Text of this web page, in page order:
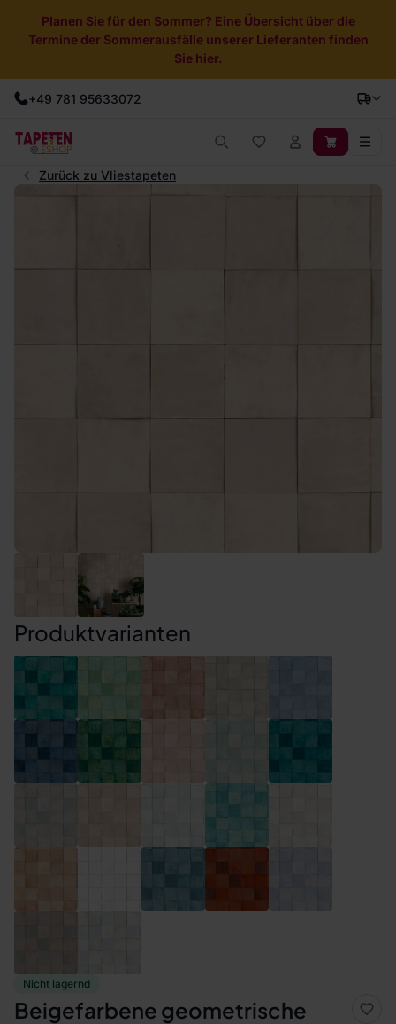
Planen Sie für den Sommer? Eine Übersicht über die
Termine der Sommerausfälle unserer Lieferanten finden
Sie hier.
+49 781 95633072
Zurück zu Vliestapeten
Nicht lagernd
Beigefarbene geometrische
Produktvarianten